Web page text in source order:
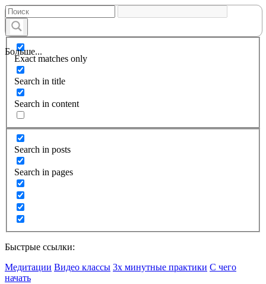
Больше...
Exact matches only
Search in title
Search in content
Search in posts
Search in pages
Быстрые ссылки:
Медитации Видео классы 3х минутные практики С чего
начать